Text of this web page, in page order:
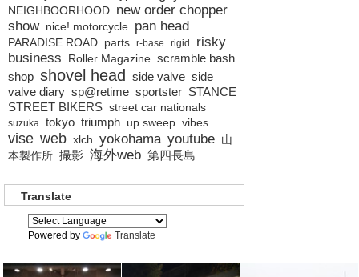
NEIGHBOORHOOD new order chopper
show nice! motorcycle pan head
PARADISE ROAD parts r-base rigid
risky
business
Roller Magazine scramble bash
shop shovel head side valve side
valve diary sp@retime sportster STANCE
STREET BIKERS street car nationals
suzuka tokyo triumph up sweep vibes
vise web xlch yokohama youtube 山
本製作所 撮影 海外web 第四長島
Translate
Powered by Translate